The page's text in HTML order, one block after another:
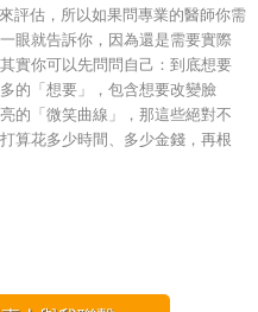
評估，所以如果問專業的醫師你需
眼就告訴你，因為還是需要實際
實你可以先問問自己：到底想要
的「想要」，包含想要改變臉
的「微笑曲線」，那這些絕對不
算花多少時間、多少金錢，再根